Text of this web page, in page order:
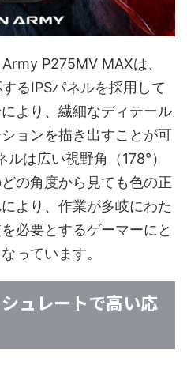
P275MV MAXは、
るIPSパネルを採用して
より、繊細なディテール
ョンを描き出すことが可
は広い視野角（178°）
の角度から見ても色の正
より、作業が多岐にわた
必要とするゲーマーにと
っています。
ュレートで高い応